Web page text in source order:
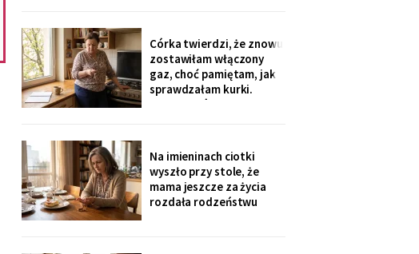
spotkałam dawną
sąsiadkę stamtąd: „Co
weekend inni ludzie z
walizkami, klucze w
skrzynce na szyfr.
Córka twierdzi, że znowu
zostawiłam włączony
gaz, choć pamiętam, jak
sprawdzałam kurki.
Klucze, które „zgubiłam",
sąsiadka wspomniała, że
córka była u mnie we
wtorek - kiedy ja
siedziałam w przychodni.
Nigdy nie dawałam
Na imieninach ciotki
wyszło przy stole, że
mama jeszcze za życia
rozdała rodzeństwu